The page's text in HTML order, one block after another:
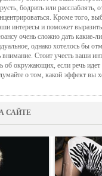
бодрить или расслаблять,
Кроме того,
интересы и поможет
очень сложно дать какие-
однако хотелось бы
внимание. Стоит учесть ваши
об окружающих, если речь
о том, какой эффект вы
САЙТЕ